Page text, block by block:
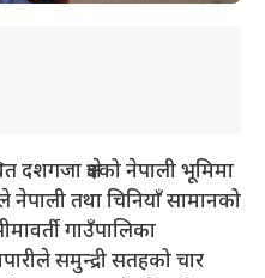
दशगजा क्षेत्रको नेपाली भूमिमा
नेपाली तथा चिनियाँ सामानको
गाउँपालिका
समुन्द्री सतहको चार